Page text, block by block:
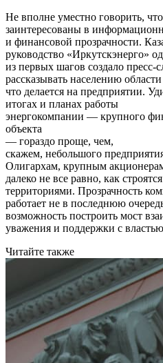
Не вполне уместно говорить,
заинтересованы в
и финансовой прозрачности.
руководство «Иркутскэнерго»
из первых шагов создало пресс-
рассказывать населению
что делается на предприятии.
итогах и планах работы
энергокомпании — крупного
объекта
— гораздо проще, чем,
скажем, небольшого
Олигархам, крупным
далеко не все равно, как
территориями. Прозрачность
работает не в последнюю
возможность построить мост
уважения и поддержки с
Читайте также